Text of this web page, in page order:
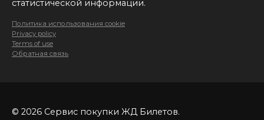
статистической информации.
Политика использования cookie
Privacy policy
Terms of use
Обратная связь
© 2026 Сервис покупки ЖД Билетов.